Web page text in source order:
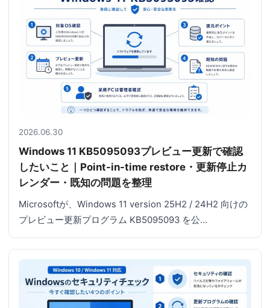
2026.06.30
Windows 11 KB5095093プレビュー更新で確認
したいこと｜Point-in-time restore・更新停止カ
レンダー・既知の問題を整理
Microsoftが、Windows 11 version 25H2 / 24H2 向けの
プレビュー更新プログラム KB5095093 を公…